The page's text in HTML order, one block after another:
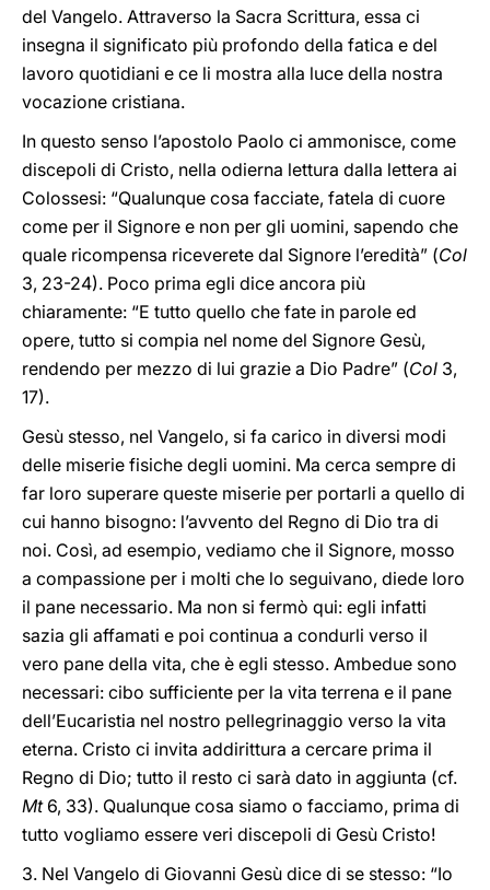
del Vangelo. Attraverso la Sacra Scrittura, essa ci
insegna il significato più profondo della fatica e del
lavoro quotidiani e ce li mostra alla luce della nostra
vocazione cristiana.
In questo senso l’apostolo Paolo ci ammonisce, come
discepoli di Cristo, nella odierna lettura dalla lettera ai
Colossesi: “Qualunque cosa facciate, fatela di cuore
come per il Signore e non per gli uomini, sapendo che
quale ricompensa riceverete dal Signore l’eredità” (Col
3, 23-24). Poco prima egli dice ancora più
chiaramente: “E tutto quello che fate in parole ed
opere, tutto si compia nel nome del Signore Gesù,
rendendo per mezzo di lui grazie a Dio Padre” (Col 3,
17).
Gesù stesso, nel Vangelo, si fa carico in diversi modi
delle miserie fisiche degli uomini. Ma cerca sempre di
far loro superare queste miserie per portarli a quello di
cui hanno bisogno: l’avvento del Regno di Dio tra di
noi. Così, ad esempio, vediamo che il Signore, mosso
a compassione per i molti che lo seguivano, diede loro
il pane necessario. Ma non si fermò qui: egli infatti
sazia gli affamati e poi continua a condurli verso il
vero pane della vita, che è egli stesso. Ambedue sono
necessari: cibo sufficiente per la vita terrena e il pane
dell’Eucaristia nel nostro pellegrinaggio verso la vita
eterna. Cristo ci invita addirittura a cercare prima il
Regno di Dio; tutto il resto ci sarà dato in aggiunta (cf.
Mt6, 33). Qualunque cosa siamo o facciamo, prima di
tutto vogliamo essere veri discepoli di Gesù Cristo!
3. Nel Vangelo di Giovanni Gesù dice di se stesso: “Io